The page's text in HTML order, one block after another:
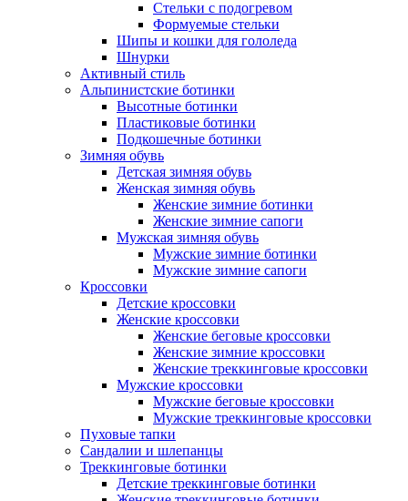
Стельки с подогревом
Формуемые стельки
Шипы и кошки для гололеда
Шнурки
Активный стиль
Альпинистские ботинки
Высотные ботинки
Пластиковые ботинки
Подкошечные ботинки
Зимняя обувь
Детская зимняя обувь
Женская зимняя обувь
Женские зимние ботинки
Женские зимние сапоги
Мужская зимняя обувь
Мужские зимние ботинки
Мужские зимние сапоги
Кроссовки
Детские кроссовки
Женские кроссовки
Женские беговые кроссовки
Женские зимние кроссовки
Женские треккинговые кроссовки
Мужские кроссовки
Мужские беговые кроссовки
Мужские треккинговые кроссовки
Пуховые тапки
Сандалии и шлепанцы
Треккинговые ботинки
Детские треккинговые ботинки